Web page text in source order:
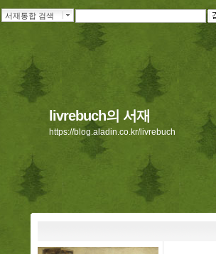
서재통합 검색
livrebuch의 서재
https://blog.aladin.co.kr/livrebuch